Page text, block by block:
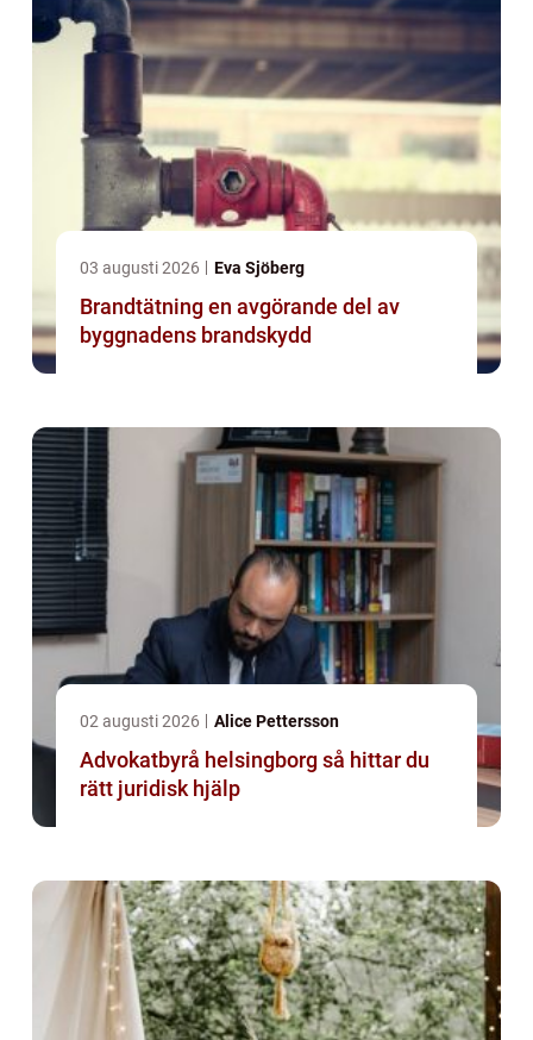
03 augusti 2026 Eva Sjöberg
Brandtätning en avgörande del av
byggnadens brandskydd
02 augusti 2026 Alice Pettersson
Advokatbyrå helsingborg så hittar du
rätt juridisk hjälp